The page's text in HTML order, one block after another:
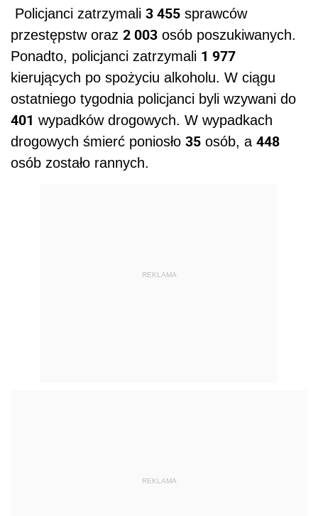
Policjanci zatrzymali 3 455 sprawców
przestępstw oraz 2 003 osób poszukiwanych.
Ponadto, policjanci zatrzymali 1 977
kierujących po spożyciu alkoholu. W ciągu
ostatniego tygodnia policjanci byli wzywani do
401 wypadków drogowych. W wypadkach
drogowych śmierć poniosło 35 osób, a 448
osób zostało rannych.
REKLAMA
REKLAMA